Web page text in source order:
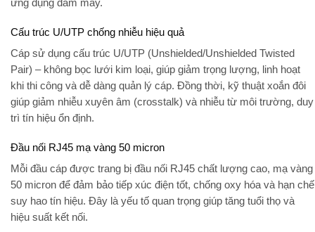
ứng dụng đám mây.
Cấu trúc U/UTP chống nhiễu hiệu quả
Cáp sử dụng cấu trúc U/UTP (Unshielded/Unshielded Twisted
Pair) – không bọc lưới kim loại, giúp giảm trọng lượng, linh hoạt
khi thi công và dễ dàng quản lý cáp. Đồng thời, kỹ thuật xoắn đôi
giúp giảm nhiễu xuyên âm (crosstalk) và nhiễu từ môi trường, duy
trì tín hiệu ổn định.
Đầu nối RJ45 mạ vàng 50 micron
Mỗi đầu cáp được trang bị đầu nối RJ45 chất lượng cao, mạ vàng
50 micron để đảm bảo tiếp xúc điện tốt, chống oxy hóa và hạn chế
suy hao tín hiệu. Đây là yếu tố quan trọng giúp tăng tuổi thọ và
hiệu suất kết nối.